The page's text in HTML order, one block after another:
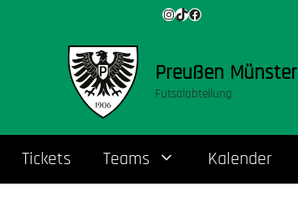
Instagram
TikTokFacebook
Preußen Münster
Futsalabteilung
Tickets Teams Kalender